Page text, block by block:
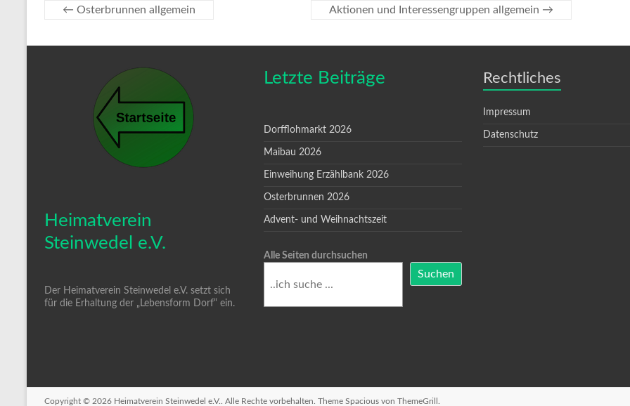
← Osterbrunnen allgemein Aktionen und Interessengruppen allgemein →
Heimatverein
Steinwedel e.V.
Der Heimatverein Steinwedel e.V. setzt sich
für die Erhaltung der „Lebensform Dorf“ ein.
Letzte Beiträge
Dorfflohmarkt 2026
Maibau 2026
Einweihung Erzählbank 2026
Osterbrunnen 2026
Advent- und Weihnachtszeit
Alle Seiten durchsuchen
Suchen
Rechtliches
Impressum
Datenschutz
Copyright © 2026 Heimatverein Steinwedel e.V. . Alle Rechte vorbehalten. Theme Spacious von ThemeGrill.